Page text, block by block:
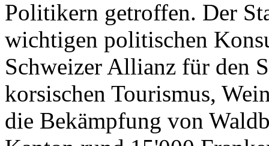
Politikern getroffen. Der
wichtigen politischen
Schweizer Allianz für den
korsischen Tourismus,
die Bekämpfung von